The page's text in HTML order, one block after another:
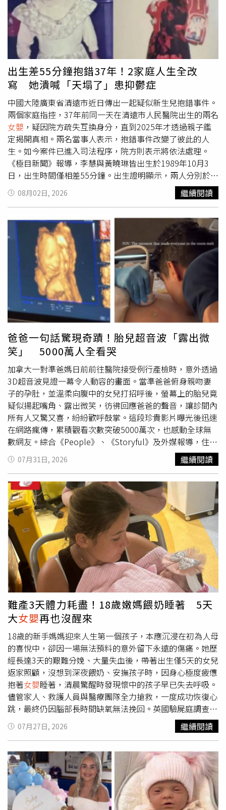
出生差55分鐘抱錯37年！2家庭人生全改
寫 她潰喊「天塌了」患抑鬱症
中國大陸廣東省清遠市近日傳出一起疑似新生兒抱錯事件。
兩個家庭指控，37年前同一天在清遠市人民醫院出生的兩名
女嬰 ，疑因院方疏失互換身分，直到2025年才透過親子鑑
定揭開真相。兩名當事人表示，抱錯事件改變了彼此的人
生。如今案件已進入司法程序，院方則表示將依法處理。
《極目新聞》報導，李慧與黃曉琳皆出生於1989年10月3
日，出生時間僅相差55分鐘。出生證明顯示，兩人分別於當
天凌晨2時30分及3時25分誕生。雙方母親回憶，孩子出生
後都由護理人員抱去量體重、剪臍帶，再送往嬰兒室照護，
當時新生兒並未配戴身分辨識手環，只是在包被上放置或綁
上寫有姓名的紙卡。家屬也提到，當年醫院設備相對簡陋，
醫護人力不足，病房甚至曾出現停電情況。事發當時，清遠
市剛升格為地級市，清遠市人民醫院也才從縣級醫院升格不
久。抱錯事件直到2022年才露出端倪。黃曉琳因多年來懷
疑自己的身世，接受親子鑑定，結果證實與撫養她長大的父
母均無血緣關係。她坦言，得知結果時「感覺天都塌了」，
甚至因此罹患憂鬱症，之後持續報警並尋求警方協助，希望
查明自己的親生父母究竟是誰。黃曉琳表示，雖然養父是公
務員、養母任職公家單位，家庭經濟條件不錯，但從小始終
感受不到父愛。她接著說，養父一直懷疑她不是親生女兒，
除了認為兩人外貌不像外，還曾因血型問題產生疑慮，甚至
一度懷疑妻子婚外情。為了消除多年誤會，黃曉琳才決定接
受DNA鑑定，未料卻揭開塵封數十年的身世之謎，也曾導致
養父母對簿公堂。另一方面，李慧則在另一個家庭成長。她
透露，因家境較為困苦，很早便輟學外出工作，肩負起照顧
家庭與維持家計的責任，與黃曉琳走上截然不同的人生道
路。經過比對調查後，雙方家庭確認兩人疑似在出生時遭醫
院抱錯，37年來一直生活在彼此原本應屬於對方的家庭。如
今，兩個家庭希望透過司法程序釐清當年事件真相，並追究
相關責任。對此，清遠市人民醫院表示，案件目前已進入司
法程序，院方正依法依規配合處理。至於當年院內是否曾展
開調查，院方未正面回應，僅表示事件距今已超過30年，相
關事實仍待法院審理與認定。
08月02日, 2026 繼續閱讀
爸爸一句話驚現奇蹟！胎兒超音波「露出微
笑」 5000萬人全看哭
加拿大一對準爸媽日前前往醫院接受例行產檢時，意外透過
3D超音波見證一幕令人動容的畫面。當準爸爸俯身親吻妻
子的孕肚，並溫柔向腹中的女兒打招呼後，螢幕上的胎兒竟
疑似揚起嘴角、露出微笑，彷彿回應爸爸的聲音，讓診間內
所有人又驚又喜，紛紛歡呼鼓掌。這段珍貴影片曝光後迅速
在網路瘋傳，累積觀看次數突破5000萬次，也感動全球無
數網友。綜合《People》、《Storyful》及外媒報導，住在
加拿大的準媽媽莉亞奧利維拉（Lia Oliveira）日前與丈夫一
同前往醫院進行例行超音波檢查，希望透過3D影像看看即
將出生的女兒。當時家人也陪伴在旁，一起迎接與寶寶見面
的珍貴時刻。檢查開始後，準爸爸先俯身親吻妻子的孕肚，
接著溫柔地向腹中的寶寶說：「早安，星期六快樂，妳餓了
嗎？」說完後，他便抬起頭望向診間其他人，沒想到就在下
一秒，超音波螢幕上的
女嬰 嘴角竟緩緩上揚，疑似露出一抹
笑容，彷彿正在回應爸爸的聲音。突如其來的一幕讓診間瞬
間充滿歡呼聲，在場醫護人員與家屬都興奮不已，不僅驚呼
連連，也紛紛鼓勵準爸爸繼續和腹中的女兒聊天，希望再次
看到她可愛的反應。陪同產檢的莉亞姊姊也立刻拿起手機，
拍下超音波螢幕上的珍貴畫面，完整記錄這個令人驚喜的瞬
間。影片隨後分享到Instagram等社群平台後迅速爆紅，截
至目前已累積超過5000萬次觀看，不少網友都被這段父女
間尚未見面就展現情感交流的畫面深深打動，也讓影片持續
在全球社群平台瘋傳。回想起當時的情景，莉亞受訪時表
示，看到腹中的女兒疑似因爸爸的聲音而露出笑容時，自己
瞬間情緒潰堤，「我完全被情緒淹沒，立刻流下喜悅的眼
淚。」她坦言，親眼見到女兒對爸爸的聲音出現反應，讓原
本只是一次例行產檢，變成一段充滿感動的生命體驗。她形
容，那不只是懷孕期間的一個片段，而是一家人一輩子都會
珍藏的重要回憶，也是自己人生中最難忘的時刻之一。她也
認為，寶寶彷彿在出生前，就已經和爸爸建立起屬於彼此的
情感連結。莉亞表示，很高興這段屬於家人的幸福時刻能分
享給全世界，如果這支影片能替數百萬人帶來一點陽光、一
點笑容，讓更多人在忙碌的生活中感受到迎接新生命的喜
悅，那就已經非常值得。影片曝光後，大批網友紛紛留言表
示，「我的天，這真的太美了」、「我的心完全融化了」、
「她一定聽見爸爸的聲音了」、「父女第一次互動竟然是在
媽媽肚子裡」、「科技真的太神奇了」、「這是我最近看過
07月31日, 2026 繼續閱讀
難產3天體力耗盡！18歲嫩媽餵奶睡著 5天
大女嬰再也沒醒來
18歲的新手媽媽迎來人生第一個孩子，本應沉浸在初為人母
的喜悅中，卻因一場無法預料的意外留下永遠的傷痛。她歷
經長達3天的艱難分娩、大量失血後，帶著出生僅5天的女兒
返家照顧，沒想到深夜餵奶、安撫孩子時，因身心極度疲憊
抱著女嬰睡著，清晨驚醒時發現懷中的孩子早已失去呼吸。
儘管家人、救護人員與醫療團隊全力搶救，一度成功恢復心
跳，最終仍因腦部長時間缺氧無法挽回。英國驗屍庭調查後
認定，
是在不安全睡眠環境下發生延遲性猝死，警方與
醫療團隊也一致強調，母親沒有任何虐待、疏忽或故意傷害
情形，整起事件只是令人心碎的悲劇。綜合《Daily
Mirror》、《Daily Star》及《Stoke Sentinel》報導，18歲
的莉迪亞帕斯（Lydia Pass）與同齡伴侶萊恩梅耶（Ryan
Mayer）於2025年6月12日在英國皇家斯托克大學醫院
（Royal Stoke University Hospital）迎來女兒阿拉貝拉梅
耶（Arabella Mayer）誕生，一家人隨後返回位於斯托克特
07月27日, 2026 繼續閱讀